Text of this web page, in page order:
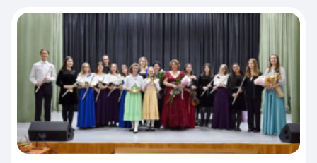
педагогам прикладного творчества за мастер-
классы.Получился душевный и замечательный
концерт. Дорогие мамы, вы самые лучшие,
лучезарные, в вас столько тепла…